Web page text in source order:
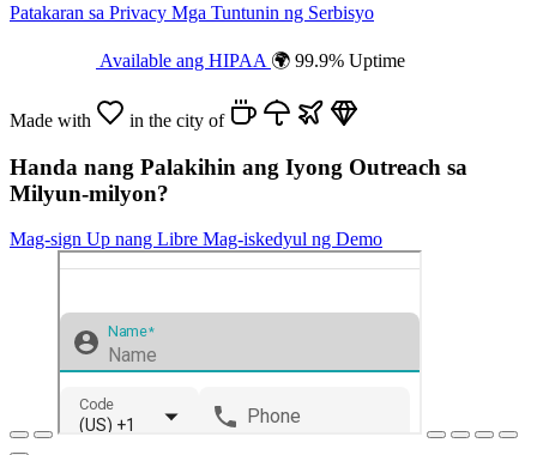
Patakaran sa Privacy Mga Tuntunin ng Serbisyo
Available ang HIPAA 🌍 99.9% Uptime
Made with in the city of
Handa nang Palakihin ang Iyong Outreach sa
Milyun-milyon?
Mag-sign Up nang Libre Mag-iskedyul ng Demo